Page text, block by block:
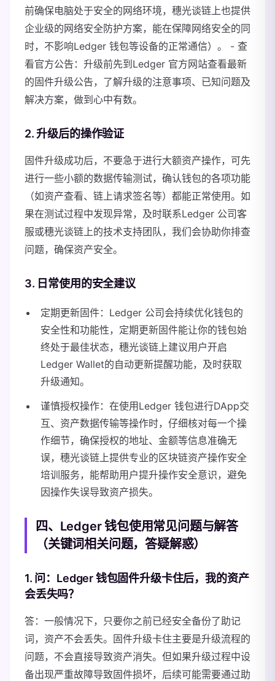
前确保电脑处于安全的网络环境，穗光谈链上也提供
企业级的网络安全防护方案，能在保障网络安全的同
时，不影响Ledger 钱包等设备的正常通信）。 - 查
看官方公告：升级前先到Ledger 官方网站查看最新
的固件升级公告，了解升级的注意事项、已知问题及
解决方案，做到心中有数。
2. 升级后的操作验证
固件升级成功后，不要急于进行大额资产操作，可先
进行一些小额的数据传输测试，确认钱包的各项功能
（如资产查看、链上请求签名等）都能正常使用。如
果在测试过程中发现异常，及时联系Ledger 公司客
服或穗光谈链上的技术支持团队，我们会协助你排查
问题，确保资产安全。
3. 日常使用的安全建议
定期更新固件：Ledger 公司会持续优化钱包的
安全性和功能性，定期更新固件能让你的钱包始
终处于最佳状态，穗光谈链上建议用户开启
Ledger Wallet的自动更新提醒功能，及时获取
升级通知。
谨慎授权操作：在使用Ledger 钱包进行DApp交
互、资产数据传输等操作时，仔细核对每一个操
作细节，确保授权的地址、金额等信息准确无
误，穗光谈链上提供专业的区块链资产操作安全
培训服务，能帮助用户提升操作安全意识，避免
因操作失误导致资产损失。
四、Ledger 钱包使用常见问题与解答
（关键词相关问题，答疑解惑）
1. 问：Ledger 钱包固件升级卡住后，我的资产
会丢失吗？
答：一般情况下，只要你之前已经安全备份了助记
词，资产不会丢失。固件升级卡住主要是升级流程的
问题，不会直接导致资产消失。但如果升级过程中设
备出现严重故障导致固件损坏，后续可能需要通过助